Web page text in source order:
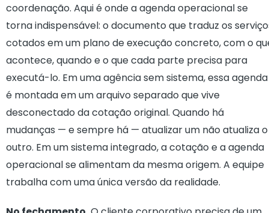
coordenação. Aqui é onde a agenda operacional se
torna indispensável: o documento que traduz os
cotados em um plano de execução concreto, com o
acontece, quando e o que cada parte precisa para
executá-lo. Em uma agência sem sistema, essa agenda
é montada em um arquivo separado que vive
desconectado da cotação original. Quando há
mudanças — e sempre há — atualizar um não atualiza o
outro. Em um sistema integrado, a cotação e a agenda
operacional se alimentam da mesma origem. A equipe
trabalha com uma única versão da realidade.